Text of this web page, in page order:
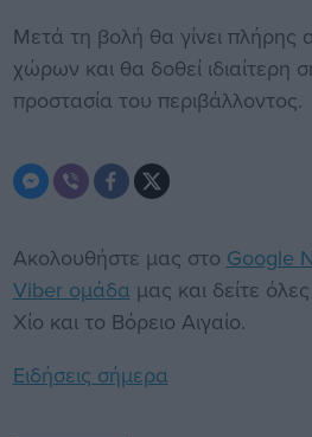
Μετά τη βολή θα γίνει
χώρων και θα δοθεί ιδιαίτερη
προστασία του περιβάλλοντος.
Ακολουθήστε μας στο Google
Viber ομάδα μας και δείτε
Χίο και το Βόρειο Αιγαίο.
Ειδήσεις σήμερα